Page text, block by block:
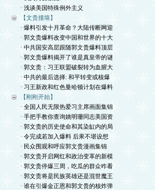
· 浅谈美国特殊例外主义
【文贵撞墙】
· 爆料引发十月革命？大陆传断网迎
· 郭文贵爆料改变中国和世界的十大
· 中共国安高层跟随郭文贵爆料顶层
· 郭文贵爆料揭开了谁是真皇帝的谜
· 郭文贵：习王联盟破裂转为血腥大
· 中共的最后选择: 和平转变或核爆
· 习王新政和红色曼哈顿计划在爆料
【刚刚开始】
· 全国人民无限热爱习主席画面集锦
· 手把手教你查询姚明珊同志美国资
· 郭文贵的历史使命和其染缸内的局
· 令完成若加入爆料 后果不堪设想
· 民众围观和呼应郭文贵漫画集锦
· 郭文贵开启网红和政治变革的新模
· 郭文贵停爆三周，吃瓜的群众咋看
· 郭文贵将是民族英雄还是混世魔王
· 谁在引爆金正恩和郭文贵的核炸弹